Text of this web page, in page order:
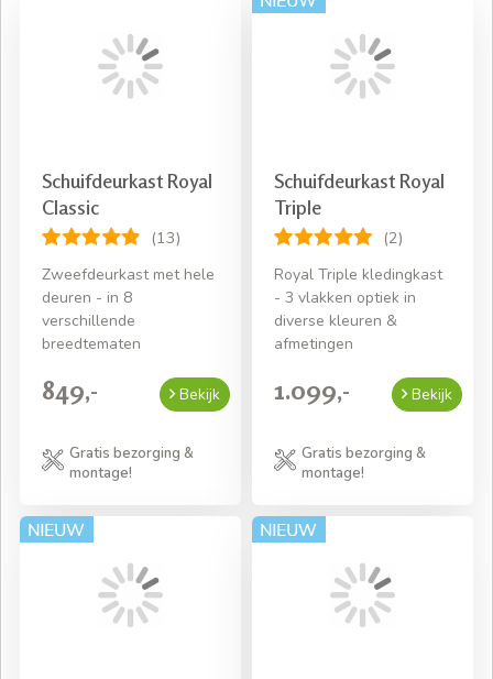
Kledingkast met schuifdeuren
5 jaar garantie
Verschillende kleuren en maten
Zelf uw indeling samenstellen
Schuifdeurkast Royal
Classic
(13)
Zweefdeurkast met hele
deuren - in 8
verschillende
breedtematen
849,- Bekijk
Gratis bezorging &
montage!
Schuifdeurkast Royal
Triple
(2)
Royal Triple kledingkast
- 3 vlakken optiek in
diverse kleuren &
afmetingen
1.099,- Bekijk
Gratis bezorging &
montage!